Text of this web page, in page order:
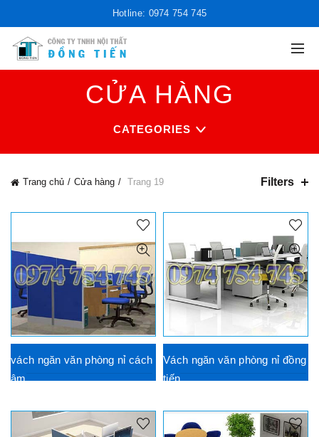
Hotline: 0974 754 745
CỬA HÀNG
CATEGORIES
Trang chủ Cửa hàng Trang 19 Filters
vách ngăn văn phòng nỉ cách
âm
Vách ngăn văn phòng nỉ đồng
tiến